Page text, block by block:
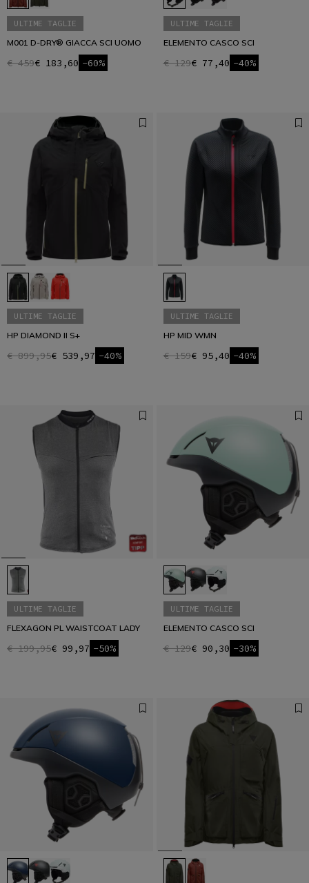
ULTIME TAGLIE
M001 D-DRY® GIACCA SCI UOMO
€ 459€ 183,60 -60%
ULTIME TAGLIE
ELEMENTO CASCO SCI
€ 129€ 77,40 -40%
ULTIME TAGLIE
HP DIAMOND II S+
€ 899,95€ 539,97 -40%
ULTIME TAGLIE
HP MID WMN
€ 159€ 95,40 -40%
ULTIME TAGLIE
FLEXAGON PL WAISTCOAT LADY
€ 199,95€ 99,97 -50%
ULTIME TAGLIE
ELEMENTO CASCO SCI
€ 129€ 90,30 -30%